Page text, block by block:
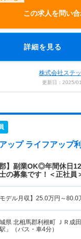
この求人を問い
詳細を見る
株式会社ステ
更新日：2025/
ップ ライフアップ
郡】副業OK◎年間休日
の募集です！＜正社員
モデル月収】 25.0万円～80.0
県 北相馬郡利根町 ＪＲ成
」（バス・車4分）